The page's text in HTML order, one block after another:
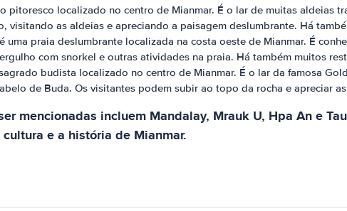
pitoresco localizado no centro de Mianmar. É o lar de muitas aldeias
visitando as aldeias e apreciando a paisagem deslumbrante. Há
uma praia deslumbrante localizada na costa oeste de Mianmar. É
com snorkel e outras atividades na praia. Há também muitos
budista localizado no centro de Mianmar. É o lar da famosa
de Buda. Os visitantes podem subir ao topo da rocha e apreciar
mencionadas incluem Mandalay, Mrauk U, Hpa An e
e a história de Mianmar.